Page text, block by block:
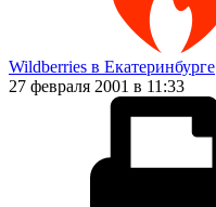
Wildberries в Екатеринбурге
27 февраля 2001 в 11:33